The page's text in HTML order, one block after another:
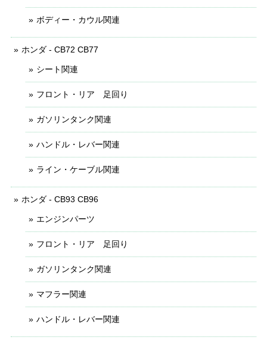
ボディー・カウル関連
ホンダ - CB72 CB77
シート関連
フロント・リア 足回り
ガソリンタンク関連
ハンドル・レバー関連
ライン・ケーブル関連
ホンダ - CB93 CB96
エンジンパーツ
フロント・リア 足回り
ガソリンタンク関連
マフラー関連
ハンドル・レバー関連